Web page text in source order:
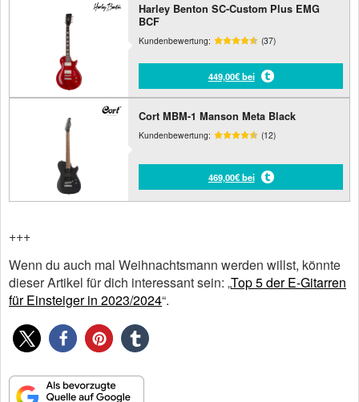
Harley Benton SC-Custom Plus EMG
BCF
Kundenbewertung: (37)
449,00€ bei
Cort MBM-1 Manson Meta Black
Kundenbewertung: (12)
469,00€ bei
+++
Wenn du auch mal Weihnachtsmann werden willst, könnte
dieser Artikel für dich interessant sein: „Top 5 der E-Gitarren
für Einsteiger in 2023/2024“.